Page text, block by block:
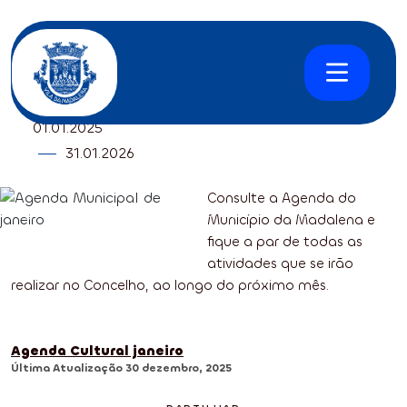
Página inicial Agenda Municipal de janeiro
DESPORTO CULTURA
Agenda Municipal de janeiro
01.01.2025
31.01.2026
Consulte a Agenda do
Município da Madalena e
fique a par de todas as
atividades que se irão
realizar no Concelho, ao longo do próximo mês.
Agenda Cultural janeiro
Última Atualização 30 dezembro, 2025